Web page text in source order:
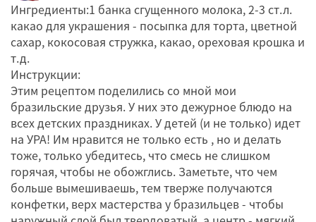
Ингредиенты:1 банка сгущенного молока, 2-3 ст.л.
какао для украшения - посыпка для торта, цветной
сахар, кокосовая стружка, какао, ореховая крошка и
т.д.
Инструкции:
Этим рецептом поделились со мной мои
бразильские друзья. У них это дежурное блюдо на
всех детских праздниках. У детей (и не только) идет
на УРА! Им нравится не только есть , но и делать
тоже, только убедитесь, что смесь не слишком
горячая, чтобы не обожглись. Заметьте, что чем
больше вымешиваешь, тем тверже получаются
конфетки, верх мастерства у бразильцев - чтобы